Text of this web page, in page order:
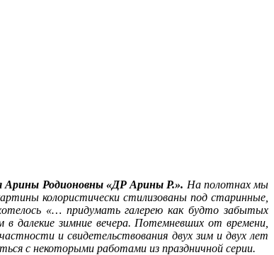
Арины Родионовны «ДР Арины Р.». На полотнах мы
колористически стилизованы под старинные,
«… придумать галерею как будто забытых
в далекие зимние вечера. Потемневших от времени,
и свидетельствования двух зим и двух лет
с некоторыми работами из праздничной серии.